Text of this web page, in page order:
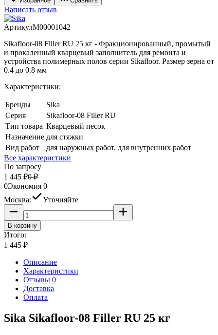
Написать отзыв
АртикулM00001042
Sikafloor-08 Filler RU 25 кг - Фракционированный, промытый
и прокаленный кварцевый заполнитель для ремонта и
устройства полимерных полов серии Sikafloor. Размер зерна от
0.4 до 0.8 мм
Характеристики:
Бренды
Sika
Серия
Sikafloor-08 Filler RU
Тип товара Кварцевый песок
Назначение для стяжки
Вид работ
для наружных работ, для внутренних работ
Все характеристики
По запросу
1 445 ₽0 ₽
0Экономия 0
Москва:
Уточняйте
В корзину
Итого:
1 445 ₽
Описание
Характеристики
Отзывы 0
Доставка
Оплата
Sika Sikafloor-08 Filler RU 25 кг